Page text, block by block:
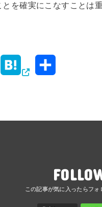
を確実にこなすことは重